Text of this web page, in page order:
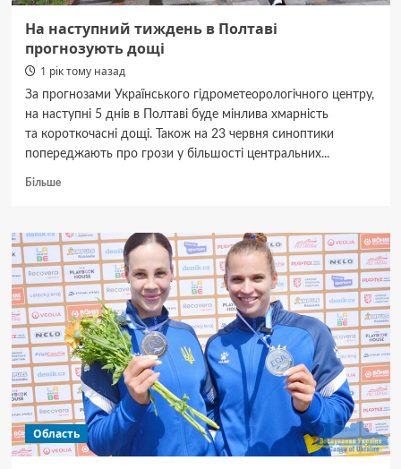
На наступний тиждень в Полтаві
прогнозують дощі
1 рік тому назад
За прогнозами Українського гідрометеорологічного центру,
на наступні 5 днів в Полтаві буде мінлива хмарність
та короткочасні дощі. Також на 23 червня синоптики
попереджають про грози у більшості центральних...
БільшеДокладніше
тиждень
в Полтаві
прогнозують
дощі
Область